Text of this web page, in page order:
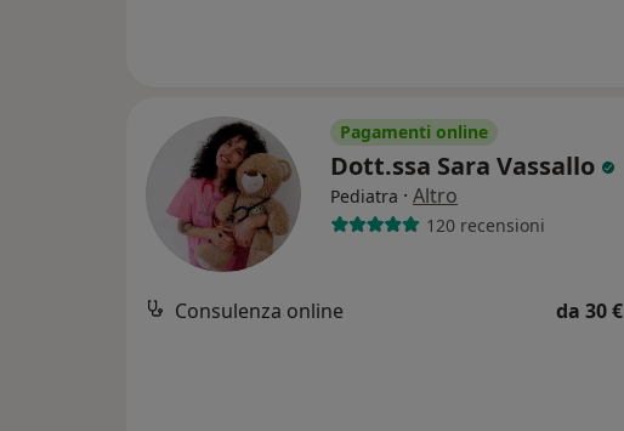
Pagamenti online
Dott.ssa Sara Vassallo
Pediatra · Altro
120 recensioni
Consulenza online da 30 €